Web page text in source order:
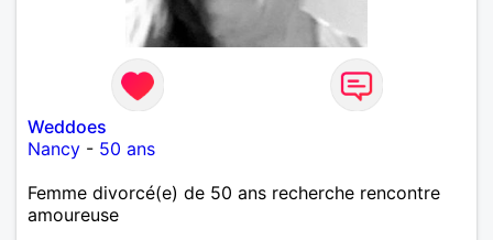
Weddoes
Nancy - 50 ans
Femme divorcé(e) de 50 ans recherche rencontre
amoureuse